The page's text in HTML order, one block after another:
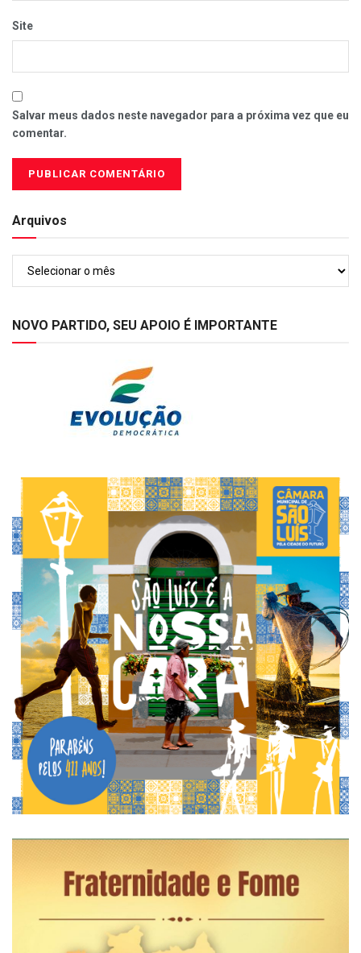
Site
Salvar meus dados neste navegador para a próxima vez que eu
comentar.
Arquivos
NOVO PARTIDO, SEU APOIO É IMPORTANTE